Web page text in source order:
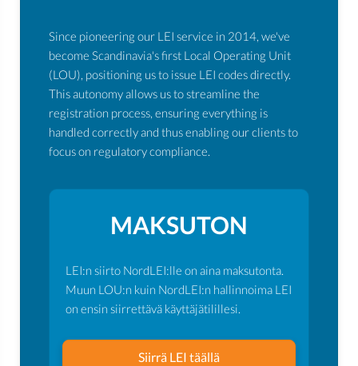
Since pioneering our LEI service in 2014, we've
become Scandinavia's first Local Operating Unit
(LOU), positioning us to issue LEI codes directly.
This autonomy allows us to streamline the
registration process, ensuring everything is
handled correctly and thus enabling our clients to
focus on regulatory compliance.
MAKSUTON
LEI:n siirto NordLEI:lle on aina maksutonta.
Muun LOU:n kuin NordLEI:n hallinnoima LEI
on ensin siirrettävä käyttäjätilillesi.
Siirrä LEI täällä